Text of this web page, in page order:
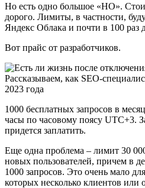
Но есть одно большое «НО».
дорого. Лимиты, в частности,
Яндекс Облака и почти в 100 раз
Вот прайс от разработчиков.
1000 бесплатных запросов в
часы по часовому поясу UTC+3.
придется заплатить.
Еще одна проблема – лимит 30
новых пользователей, причем в
1000 запросов. Это очень мало
которых несколько клиентов или